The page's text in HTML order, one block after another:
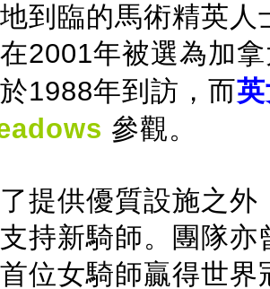
到臨的馬術精英
2001年被選為加
於1988年到訪，而
參觀。
提供優質設施之外
持新騎師。團隊
位女騎師贏得世